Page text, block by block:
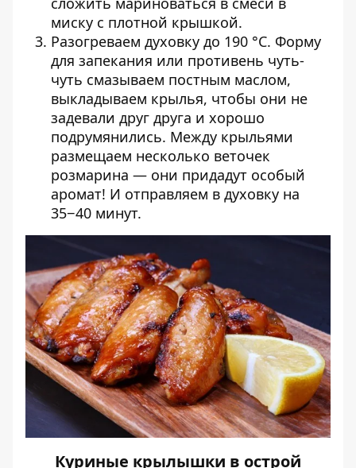
миску с плотной крышкой.
Разогреваем духовку до 190 °C. Форму
для запекания или противень чуть-
чуть смазываем постным маслом,
выкладываем крылья, чтобы они не
задевали друг друга и хорошо
подрумянились. Между крыльями
размещаем несколько веточек
розмарина — они придадут особый
аромат! И отправляем в духовку на
35−40 минут.
Куриные крылышки в острой